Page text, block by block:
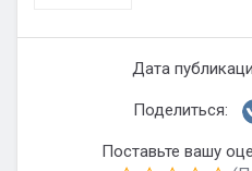
Дата
Поделиться:
Поставьте вашу